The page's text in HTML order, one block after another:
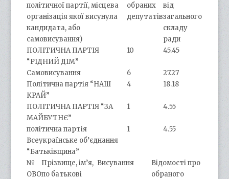
політичної партії, місцева
організація якої висунула
кандидата, або
самовисування)
обраних
депутатів
від
загального
складу
ради
ПОЛІТИЧНА ПАРТІЯ
“РІДНИЙ ДІМ”
10 45.45
Самовисування 6
27.27
Політична партія “НАШ
КРАЙ”
4 18.18
ПОЛІТИЧНА ПАРТІЯ “ЗА
МАЙБУТНЄ”
1 4.55
політична партія
Всеукраїнське об’єднання
“Батьківщина”
1 4.55
№
ОВО
Прізвище, ім’я,
по батькові
Висування
Відомості про
обраного